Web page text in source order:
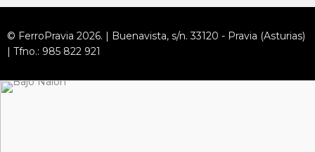
© FerroPravia 2026. | Buenavista, s/n. 33120 - Pravia (Asturias)
| Tfno.: 985 822 921